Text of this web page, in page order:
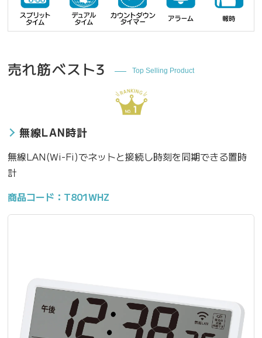
売れ筋ベスト3 Top Selling Product
無線LAN時計
無線LAN(Wi-Fi)でネットと接続し時刻を同期できる置時
計
商品コード：T801WHZ